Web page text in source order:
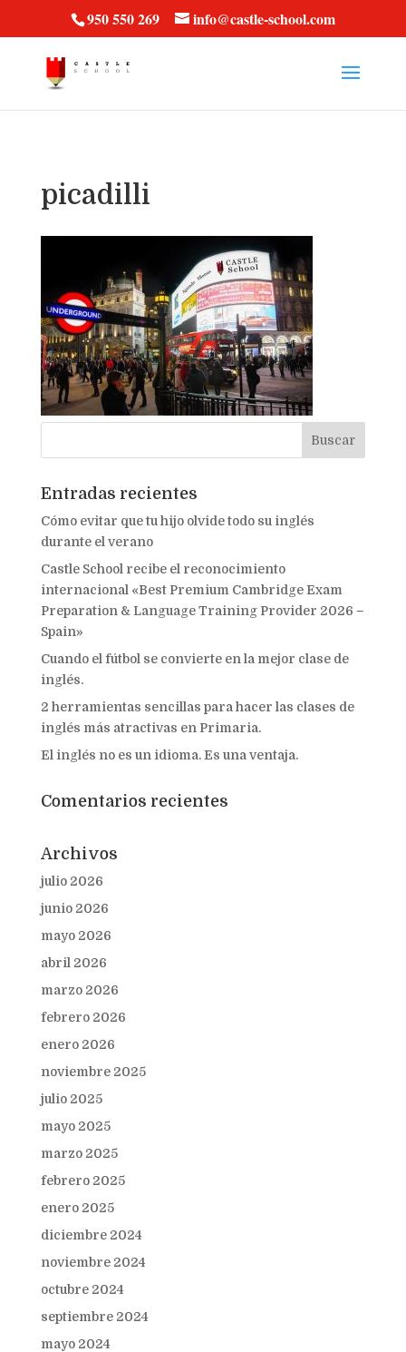
950 550 269 info@castle-school.com
picadilli
Entradas recientes
Cómo evitar que tu hijo olvide todo su inglés
durante el verano
Castle School recibe el reconocimiento
internacional «Best Premium Cambridge Exam
Preparation & Language Training Provider 2026 –
Spain»
Cuando el fútbol se convierte en la mejor clase de
inglés.
2 herramientas sencillas para hacer las clases de
inglés más atractivas en Primaria.
El inglés no es un idioma. Es una ventaja.
Comentarios recientes
Archivos
julio 2026
junio 2026
mayo 2026
abril 2026
marzo 2026
febrero 2026
enero 2026
noviembre 2025
julio 2025
mayo 2025
marzo 2025
febrero 2025
enero 2025
diciembre 2024
noviembre 2024
octubre 2024
septiembre 2024
mayo 2024